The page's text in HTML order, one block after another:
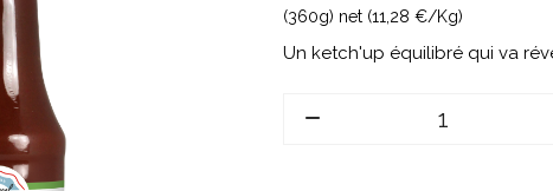
(360g) net (11,28 €/Kg)
Un ketch'up équilibré qui va